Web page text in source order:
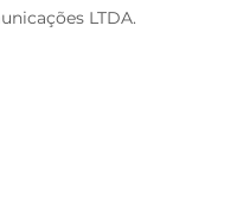
LTDA.